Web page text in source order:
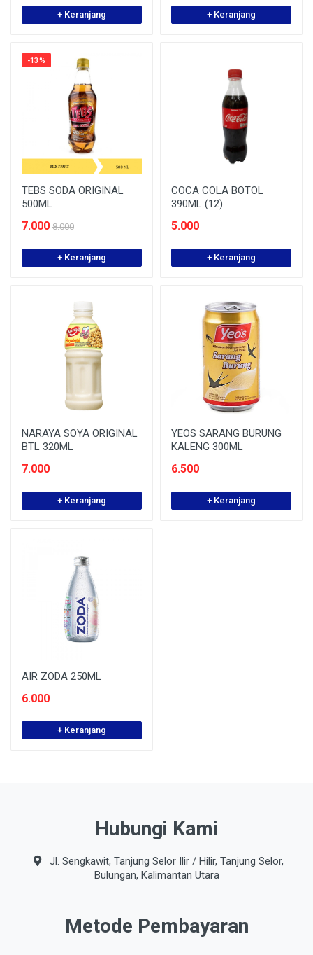
+ Keranjang + Keranjang
-13%
TEBS SODA ORIGINAL
500ML
7.000 8.000
+ Keranjang
COCA COLA BOTOL
390ML (12)
5.000
+ Keranjang
NARAYA SOYA ORIGINAL
BTL 320ML
7.000
+ Keranjang
YEOS SARANG BURUNG
KALENG 300ML
6.500
+ Keranjang
AIR ZODA 250ML
6.000
+ Keranjang
Hubungi Kami
Jl. Sengkawit, Tanjung Selor Ilir / Hilir, Tanjung Selor,
Bulungan, Kalimantan Utara
Metode Pembayaran